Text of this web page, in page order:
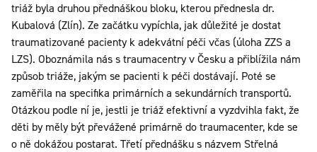
triáž byla druhou přednáškou bloku, kterou přednesla dr.
Kubalová (Zlín). Ze začátku vypíchla, jak důležité je dostat
traumatizované pacienty k adekvátní péči včas (úloha ZZS a
LZS). Oboznámila nás s traumacentry v Česku a přiblížila nám
způsob triáže, jakým se pacienti k péči dostávají. Poté se
zaměřila na specifika primárních a sekundárních transportů.
Otázkou podle ní je, jestli je triáž efektivní a vyzdvihla fakt, že
děti by měly být převážené primárně do traumacenter, kde se
o ně dokážou postarat. Třetí přednášku s názvem Střelná